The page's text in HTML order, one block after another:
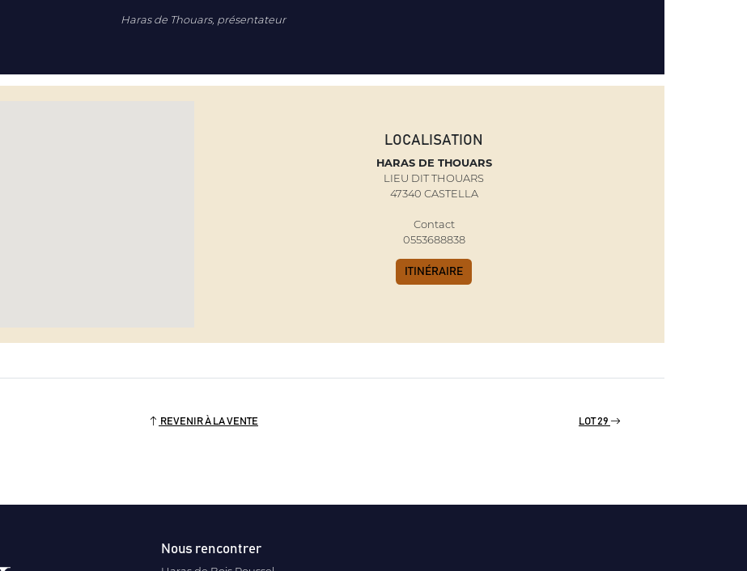
Haras de Thouars, présentateur
LOCALISATION
HARAS DE THOUARS
LIEU DIT THOUARS
47340 CASTELLA
Contact
0553688838
ITINÉRAIRE
REVENIR À LA VENTE LOT 29
Nous rencontrer